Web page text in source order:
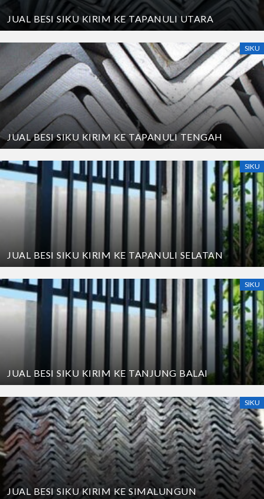
JUAL BESI SIKU KIRIM KE TAPANULI UTARA
SIKU
JUAL BESI SIKU KIRIM KE TAPANULI TENGAH
SIKU
JUAL BESI SIKU KIRIM KE TAPANULI SELATAN
SIKU
JUAL BESI SIKU KIRIM KE TANJUNG BALAI
SIKU
JUAL BESI SIKU KIRIM KE SIMALUNGUN